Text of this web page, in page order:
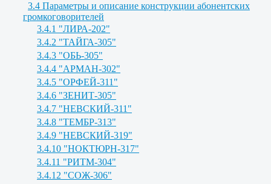
3.4 Параметры и описание конструкции абонентских
громкоговорителей
3.4.1 "ЛИРА-202"
3.4.2 "ТАЙГА-305"
3.4.3 "ОБЬ-305"
3.4.4 "АРМАН-302"
3.4.5 "ОРФЕЙ-311"
3.4.6 "ЗЕНИТ-305"
3.4.7 "НЕВСКИЙ-311"
3.4.8 "ТЕМБР-313"
3.4.9 "НЕВСКИЙ-319"
3.4.10 "НОКТЮРН-317"
3.4.11 "РИТМ-304"
3.4.12 "СОЖ-306"